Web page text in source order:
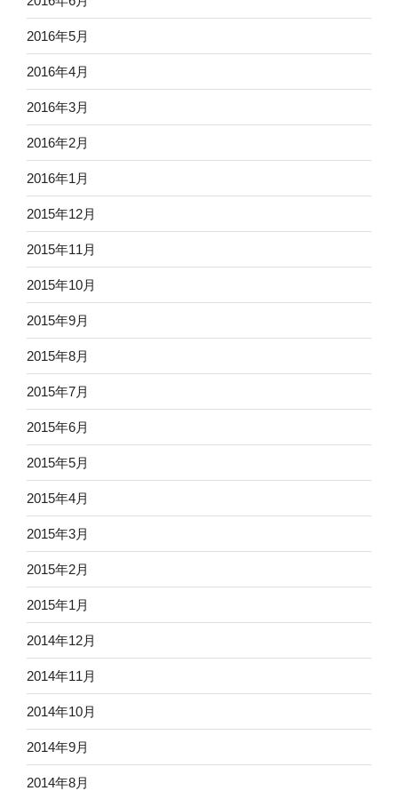
2016年5月
2016年4月
2016年3月
2016年2月
2016年1月
2015年12月
2015年11月
2015年10月
2015年9月
2015年8月
2015年7月
2015年6月
2015年5月
2015年4月
2015年3月
2015年2月
2015年1月
2014年12月
2014年11月
2014年10月
2014年9月
2014年8月